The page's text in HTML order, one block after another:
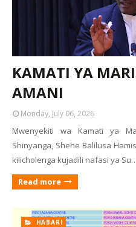
KAMATI YA
AMANI
Monday, July 06, 2026
Mwenyekiti wa Kamati ya
Shinyanga, Shehe Balilusa
kilicholenga kujadili nafasi ya
Read more
HABARI